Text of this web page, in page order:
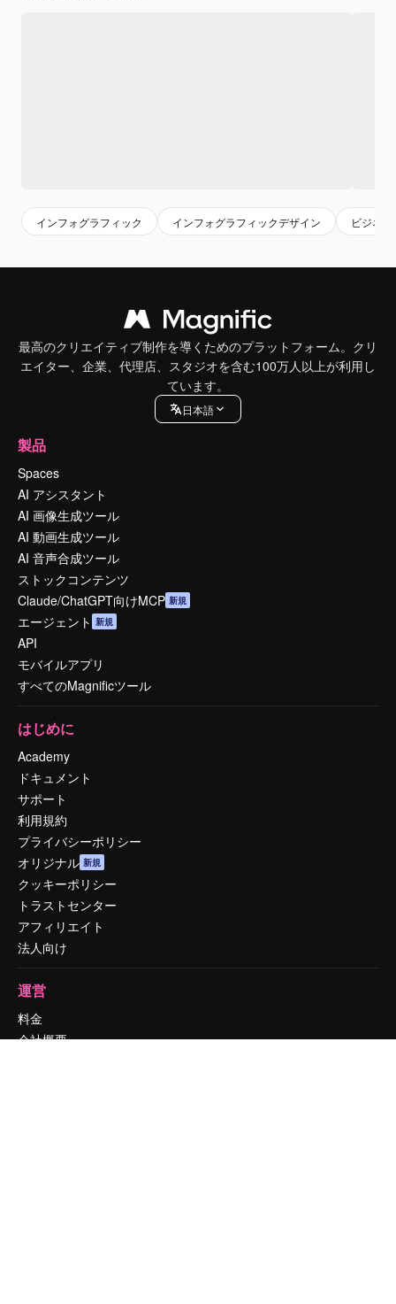
インフォグラフィック インフォグラフィックデザイン ビジネ
最高のクリエイティブ制作を導くためのプラットフォーム。クリ
エイター、企業、代理店、スタジオを含む100万人以上が利用し
ています。
日本語
製品
Spaces
AI アシスタント
AI 画像生成ツール
AI 動画生成ツール
AI 音声合成ツール
ストックコンテンツ
Claude/ChatGPT向けMCP 新規
エージェント 新規
API
モバイルアプリ
すべてのMagnificツール
はじめに
Academy
ドキュメント
サポート
利用規約
プライバシーポリシー
オリジナル 新規
クッキーポリシー
トラストセンター
アフィリエイト
法人向け
運営
料金
会社概要